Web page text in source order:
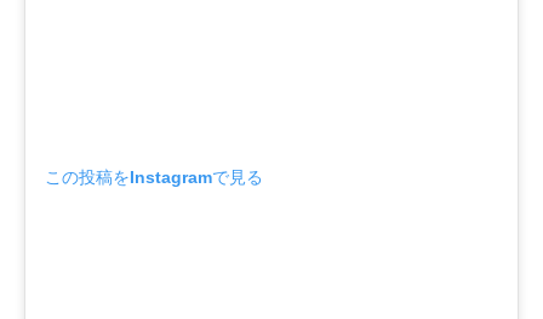
この投稿をInstagramで見る